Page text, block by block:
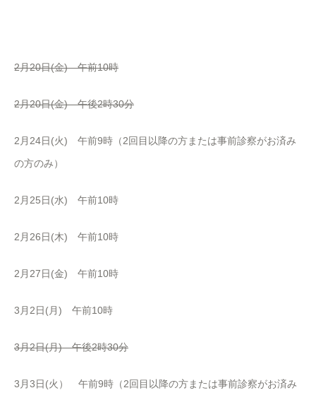
2月20日(金) 午前10時
2月20日(金) 午後2時30分
2月24日(火) 午前9時（2回目以降の方または事前診察がお済み
の方のみ）
2月25日(水) 午前10時
2月26日(木) 午前10時
2月27日(金) 午前10時
3月2日(月) 午前10時
3月2日(月) 午後2時30分
3月3日(火） 午前9時（2回目以降の方または事前診察がお済み